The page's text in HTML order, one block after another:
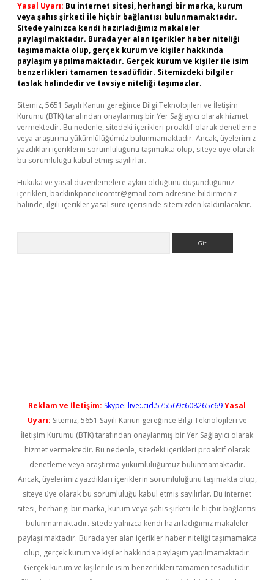
Yasal Uyarı: Bu internet sitesi, herhangi bir marka, kurum
veya şahıs şirketi ile hiçbir bağlantısı bulunmamaktadır.
Sitede yalnızca kendi hazırladığımız makaleler
paylaşılmaktadır. Burada yer alan içerikler haber niteliği
taşımamakta olup, gerçek kurum ve kişiler hakkında
paylaşım yapılmamaktadır. Gerçek kurum ve kişiler ile isim
benzerlikleri tamamen tesadüfidir. Sitemizdeki bilgiler
taslak halindedir ve tavsiye niteliği taşımazlar.
Sitemiz, 5651 Sayılı Kanun gereğince Bilgi Teknolojileri ve İletişim
Kurumu (BTK) tarafından onaylanmış bir Yer Sağlayıcı olarak hizmet
vermektedir. Bu nedenle, sitedeki içerikleri proaktif olarak denetleme
veya araştırma yükümlülüğümüz bulunmamaktadır. Ancak, üyelerimiz
yazdıkları içeriklerin sorumluluğunu taşımakta olup, siteye üye olarak
bu sorumluluğu kabul etmiş sayılırlar.
Hukuka ve yasal düzenlemelere aykırı olduğunu düşündüğünüz
içerikleri, backlinkpanelicomtr@gmail.com adresine bildirmeniz
halinde, ilgili içerikler yasal süre içerisinde sitemizden kaldırılacaktır.
Reklam ve İletişim: Skype: live:.cid.575569c608265c69Yasal
Uyarı: Sitemiz, 5651 Sayılı Kanun gereğince Bilgi Teknolojileri ve
İletişim Kurumu (BTK) tarafından onaylanmış bir Yer Sağlayıcı olarak
hizmet vermektedir. Bu nedenle, sitedeki içerikleri proaktif olarak
denetleme veya araştırma yükümlülüğümüz bulunmamaktadır.
Ancak, üyelerimiz yazdıkları içeriklerin sorumluluğunu taşımakta olup,
siteye üye olarak bu sorumluluğu kabul etmiş sayılırlar. Bu internet
sitesi, herhangi bir marka, kurum veya şahıs şirketi ile hiçbir bağlantısı
bulunmamaktadır. Sitede yalnızca kendi hazırladığımız makaleler
paylaşılmaktadır. Burada yer alan içerikler haber niteliği taşımamakta
olup, gerçek kurum ve kişiler hakkında paylaşım yapılmamaktadır.
Gerçek kurum ve kişiler ile isim benzerlikleri tamamen tesadüfidir.